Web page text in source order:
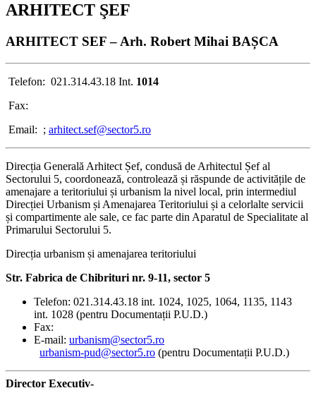
ARHITECT ŞEF
ARHITECT SEF – Arh. Robert Mihai BAȘCA
Telefon: 021.314.43.18 Int. 1014
Fax:
Email: ; arhitect.sef@sector5.ro
Direcția Generală Arhitect Șef, condusă de Arhitectul Șef al
Sectorului 5, coordonează, controlează și răspunde de activitățile de
amenajare a teritoriului și urbanism la nivel local, prin intermediul
Direcției Urbanism și Amenajarea Teritoriului și a celorlalte servicii
și compartimente ale sale, ce fac parte din Aparatul de Specialitate al
Primarului Sectorului 5.
Direcția urbanism și amenajarea teritoriului
Str. Fabrica de Chibrituri nr. 9-11, sector 5
Telefon: 021.314.43.18 int. 1024, 1025, 1064, 1135, 1143
int. 1028 (pentru Documentații P.U.D.)
Fax:
E-mail: urbanism@sector5.ro
urbanism-pud@sector5.ro (pentru Documentații P.U.D.)
Director Executiv-